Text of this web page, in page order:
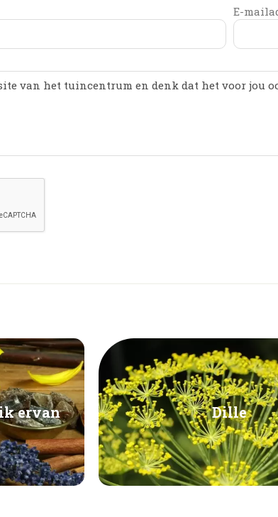
E-
ervan Dille